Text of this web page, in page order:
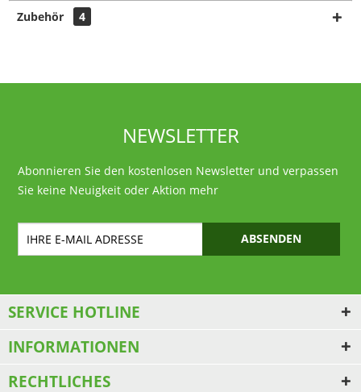
Zubehör 4
NEWSLETTER
Abonnieren Sie den kostenlosen Newsletter und verpassen
Sie keine Neuigkeit oder Aktion mehr
ABSENDEN
SERVICE HOTLINE
INFORMATIONEN
RECHTLICHES